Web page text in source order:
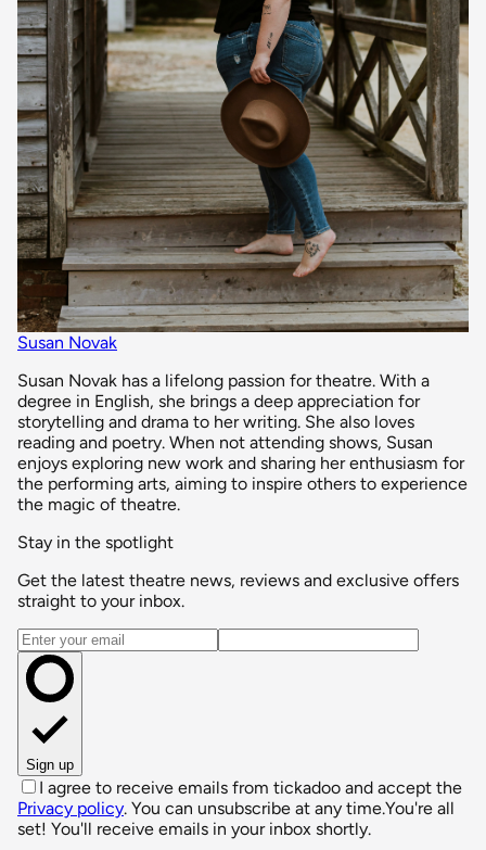
Susan Novak
Susan Novak has a lifelong passion for theatre. With a
degree in English, she brings a deep appreciation for
storytelling and drama to her writing. She also loves
reading and poetry. When not attending shows, Susan
enjoys exploring new work and sharing her enthusiasm for
the performing arts, aiming to inspire others to experience
the magic of theatre.
Stay in the spotlight
Get the latest theatre news, reviews and exclusive offers
straight to your inbox.
Email address
Sign up
I agree to receive emails from tickadoo and accept the
Privacy policy. You can unsubscribe at any time.You're all
set! You'll receive emails in your inbox shortly.